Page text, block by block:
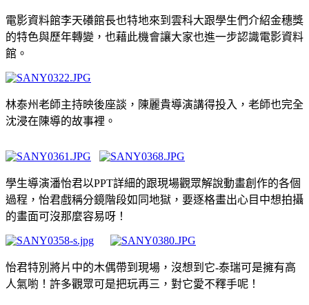
電影資料館李天礢館長也特地來到雲科大跟學生們介紹金穗獎
的特色與歷年轉變，也藉此機會讓大家也進一步認識電影資料
館 。
林泰州老師主持映後座談，陳麗貴導演講得投入，老師也完全
沈浸在陳導的故事裡 。
學生導演潘怡君以PPT詳細的跟現場觀眾解說動畫創作的各個
過程，怡君戲稱分鏡階段如同地獄，要逐格畫出心目中想拍攝
的畫面可沒那麼容易呀！
怡君特別將片中的木偶帶到現場，沒想到它-泰瑞可是擁有高
人氣喲！許多觀眾可是把玩再三，對它愛不釋手呢！